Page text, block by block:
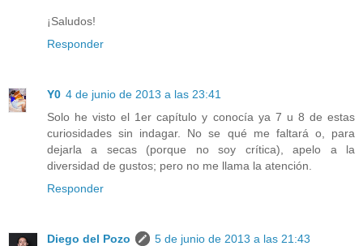
¡Saludos!
Responder
Y0 4 de junio de 2013 a las 23:41
Solo he visto el 1er capítulo y conocía ya 7 u 8 de estas
curiosidades sin indagar. No se qué me faltará o, para
dejarla a secas (porque no soy crítica), apelo a la
diversidad de gustos; pero no me llama la atención.
Responder
Diego del Pozo
5 de junio de 2013 a las 21:43